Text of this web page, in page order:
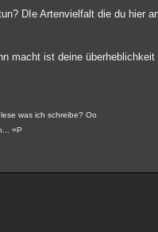
DIe Artenvielfalt die du hier
macht ist deine
was ich schreibe? Oo
=P